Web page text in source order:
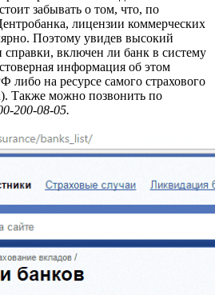
забывать о том, что, по
лицензии коммерческих
Поэтому увидев высокий
справки, включен ли банк в систему
информация об этом
либо на ресурсе самого страхового
Также можно позвонить по
200-08-05.